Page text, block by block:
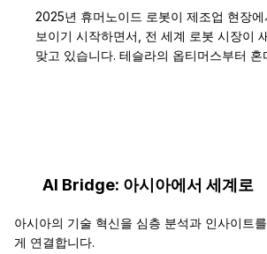
2025년 휴머노이드 로봇이 제조업 현장
보이기 시작하면서, 전 세계 로봇 시장이
맞고 있습니다. 테슬라의 옵티머스부터
AI Bridge: 아시아에서 세계로
아시아의 기술 혁신을 심층 분석과 인사이트
게 연결합니다.